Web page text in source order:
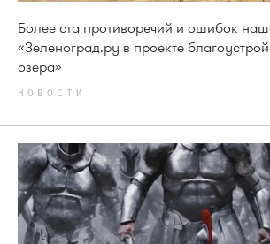
Более ста противоречий и ошибок
«Зеленоград.ру в проекте
озера»
НОВОСТИ